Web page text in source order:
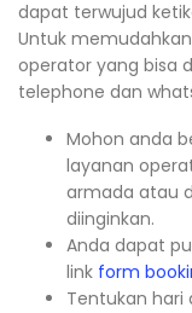
dapat terwujud
Untuk
operator yang bisa
telephone dan
Mohon anda
layanan
armada atau
diinginkan.
Anda dapat
link form
Tentukan hari